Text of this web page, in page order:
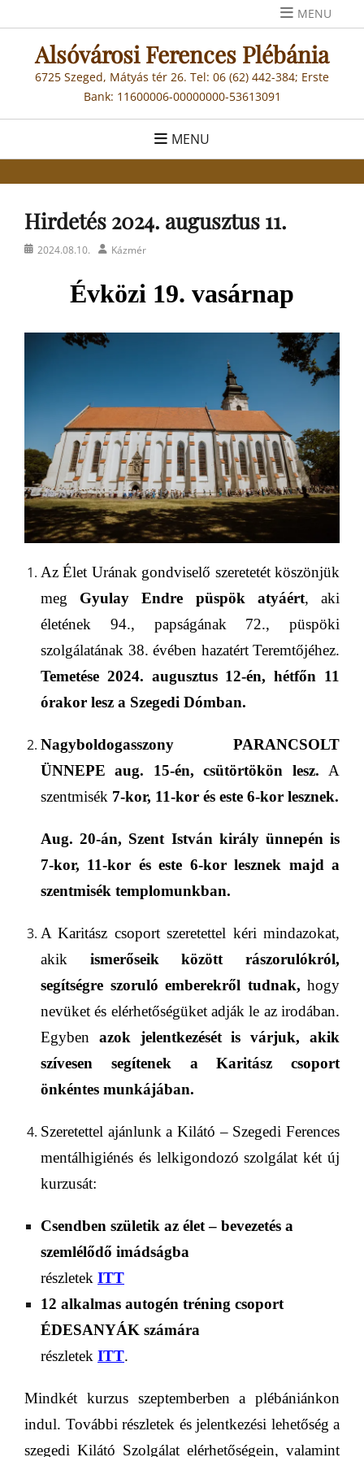
to
content
MENU
Alsóvárosi Ferences Plébánia
6725 Szeged, Mátyás tér 26. Tel: 06 (62) 442-384; Erste
Bank: 11600006-00000000-53613091
MENU
Hirdetés 2024. augusztus 11.
Posted2024.08.10. AuthorKázmér
Évközi 19. vasárnap
Az Élet Urának gondviselő szeretetét köszönjük
meg Gyulay Endre püspök atyáért, aki
életének 94., papságának 72., püspöki
szolgálatának 38. évében hazatért Teremtőjéhez.
Temetése 2024. augusztus 12-én, hétfőn 11
órakor lesz a Szegedi Dómban.
Nagyboldogasszony PARANCSOLT
ÜNNEPE aug. 15-én, csütörtökön lesz. A
szentmisék 7-kor, 11-kor és este 6-kor lesznek.
Aug. 20-án, Szent István király ünnepén is
7-kor, 11-kor és este 6-kor lesznek majd a
szentmisék templomunkban.
AKaritász csoportszeretettel kéri mindazokat,
akik ismerőseik között rászorulókról,
segítségre szoruló emberekről tudnak, hogy
nevüket és elérhetőségüket adják le az irodában.
Egyben azok jelentkezését is várjuk, akik
szívesen segítenek a Karitász csoport
önkéntes munkájában.
Szeretettel ajánlunk a Kilátó – Szegedi Ferences
mentálhigiénés és lelkigon­dozó szolgálat két új
kurzusát:
Csendben születik az élet – bevezetés a
szemlélődő imádságba
részletek ITT
12 alkalmas autogén tréning csoport
ÉDESANYÁK számára
részletek ITT.
Mindkét kurzus szeptemberbena plébániánkon
indul. További részletek és jelentkezési lehetőség a
szegedi Kilátó Szolgálat elérhetőségein, valamint